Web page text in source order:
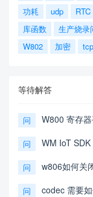
功耗
udp RTC
库函数
生产烧录
W802
加密 tcp
等待解答
问 W800 寄存
问 WM IoT
问 w806如何关
问 codec 需要